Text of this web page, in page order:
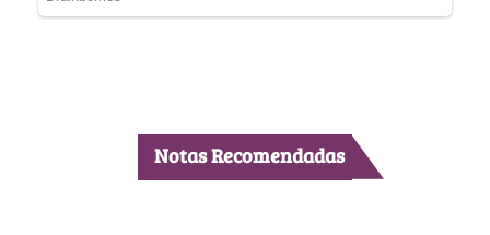
Notas Recomendadas